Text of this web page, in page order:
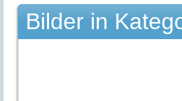
Bilder in